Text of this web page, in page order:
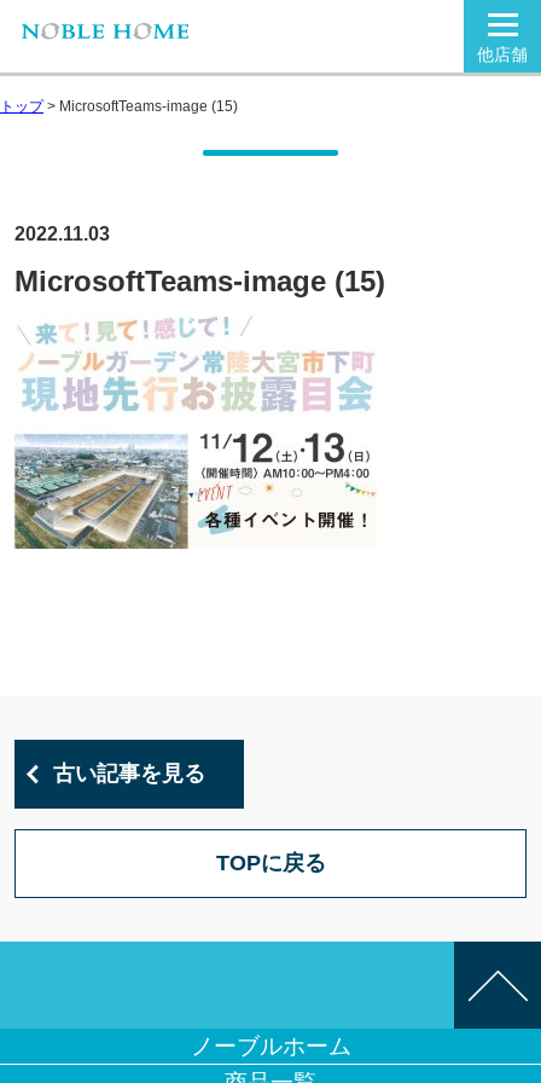
他店舗
トップ> MicrosoftTeams-image (15)
2022.11.03
MicrosoftTeams-image (15)
古い記事を見る
TOPに戻る
ノーブルホーム